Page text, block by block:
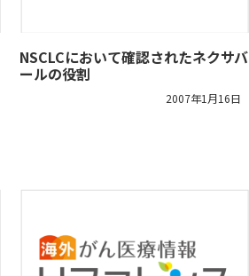
NSCLCにおいて確認されたネクサバ
ールの役割
2007年1月16日